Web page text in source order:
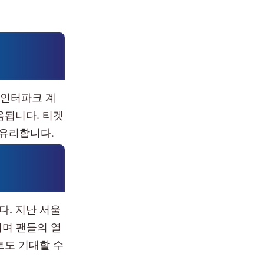
터파크 계
니다. 티켓
리합니다.
. 지난 서울
팬들의 열
도 기대할 수